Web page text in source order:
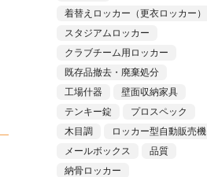
着替えロッカー（更衣ロッカー）
スタジアムロッカー
クラブチーム用ロッカー
既存品撤去・廃棄処分
工場什器
壁面収納家具
テンキー錠
プロスペック
木目調
ロッカー型自動販売機
メールボックス
品質
納骨ロッカー